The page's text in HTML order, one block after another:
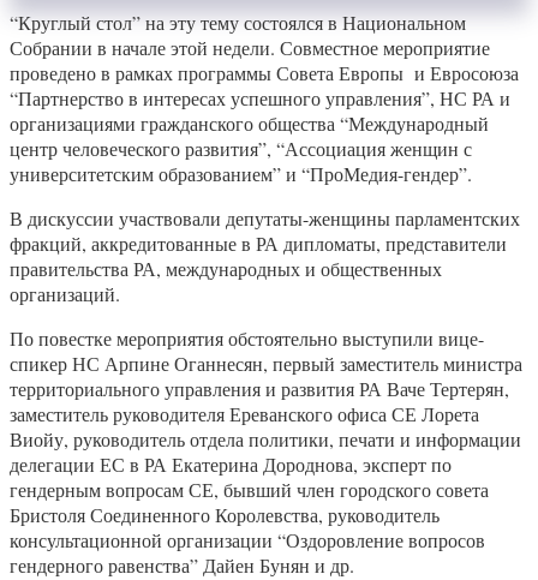
“Круглый стол” на эту тему состоялся в Национальном
Собрании в начале этой недели. Совместное мероприятие
проведено в рамках программы Совета Европы и Евросоюза
“Партнерство в интересах успешного управления”, НС РА и
организациями гражданского общества “Международный
центр человеческого развития”, “Ассоциация женщин с
университетским образованием” и “ПроМедия-гендер”.
В дискуссии участвовали депутаты-женщины парламентских
фракций, аккредитованные в РА дипломаты, представители
правительства РА, международных и общественных
организаций.
По повестке мероприятия обстоятельно выступили вице-
спикер НС Арпине Оганнесян, первый заместитель министра
территориального управления и развития РА Ваче Тертерян,
заместитель руководителя Ереванского офиса СЕ Лорета
Виойу, руководитель отдела политики, печати и информации
делегации ЕС в РА Екатерина Дороднова, эксперт по
гендерным вопросам СЕ, бывший член городского совета
Бристоля Соединенного Королевства, руководитель
консультационной организации “Оздоровление вопросов
гендерного равенства” Дайен Бунян и др.